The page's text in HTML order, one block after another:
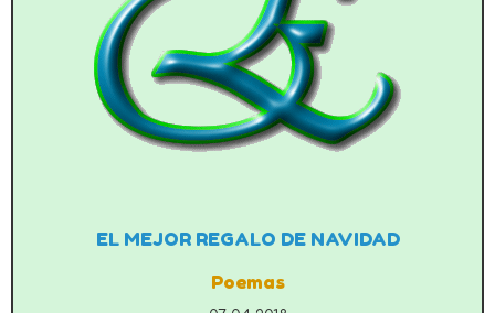
EL MEJOR REGALO DE NAVIDAD
Poemas